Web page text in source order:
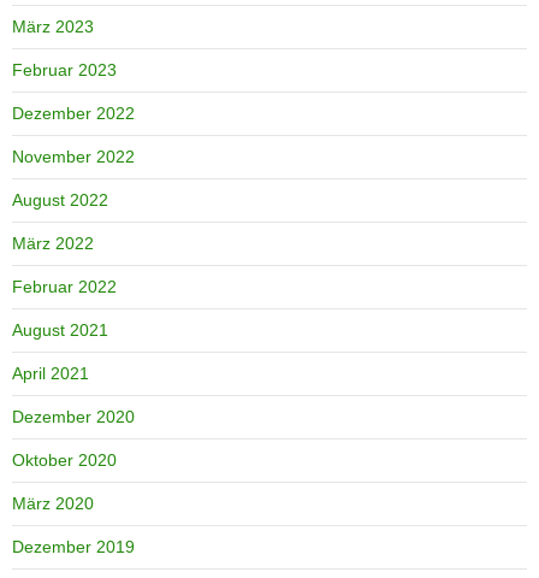
März 2023
Februar 2023
Dezember 2022
November 2022
August 2022
März 2022
Februar 2022
August 2021
April 2021
Dezember 2020
Oktober 2020
März 2020
Dezember 2019